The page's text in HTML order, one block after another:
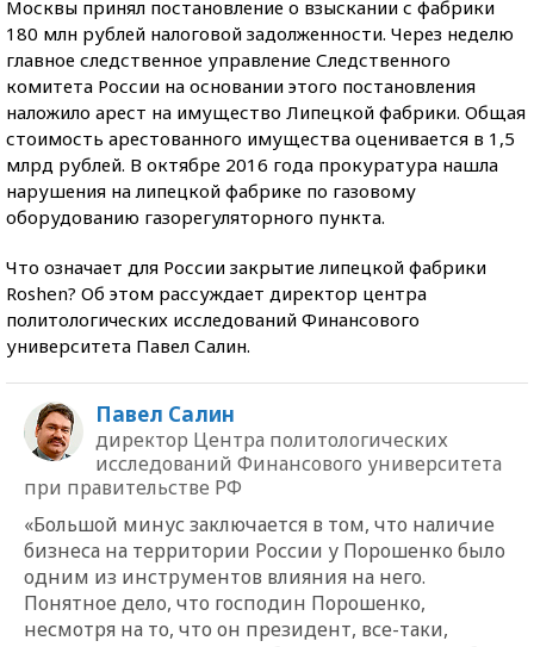
Москвы принял постановление о взыскании с фабрики
180 млн рублей налоговой задолженности. Через неделю
главное следственное управление Следственного
комитета России на основании этого постановления
наложило арест на имущество Липецкой фабрики. Общая
стоимость арестованного имущества оценивается в 1,5
млрд рублей. В октябре 2016 года прокуратура нашла
нарушения на липецкой фабрике по газовому
оборудованию газорегуляторного пункта.
Что означает для России закрытие липецкой фабрики
Roshen? Об этом рассуждает директор центра
политологических исследований Финансового
университета Павел Салин.
Павел Салин
директор Центра политологических
исследований Финансового университета
при правительстве РФ
«Большой минус заключается в том, что наличие
бизнеса на территории России у Порошенко было
одним из инструментов влияния на него.
Понятное дело, что господин Порошенко,
несмотря на то, что он президент, все-таки,